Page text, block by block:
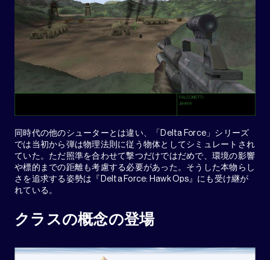
同時代の他のシューターとは違い、「Delta Force」シリーズ
では当初から弾は物理法則に従う物体としてシミュレートされ
ていた。ただ照準を合わせて撃つだけではだめで、環境の影響
や標的までの距離も考慮する必要があった。そうした本物らし
さを追求する姿勢は『Delta Force: Hawk Ops』にも受け継が
れている。
クラスの概念の登場